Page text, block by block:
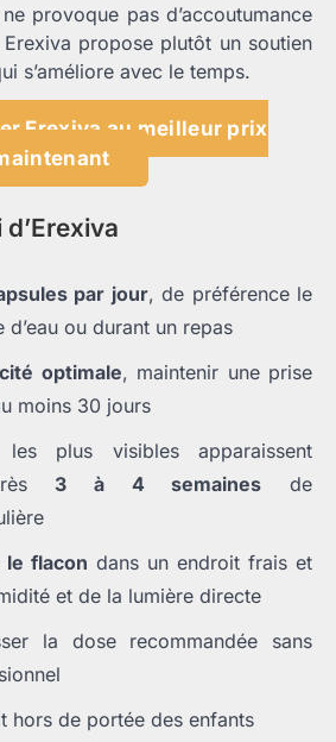
provoque pas d’accoutumance
propose plutôt un soutien
s’améliore avec le temps.
Erexiva au meilleur prix
par jour, de préférence le
ou durant un repas
optimale, maintenir une prise
moins 30 jours
les plus visibles apparaissent
3 à 4 semaines de
flacon dans un endroit frais et
et de la lumière directe
la dose recommandée sans
hors de portée des enfants